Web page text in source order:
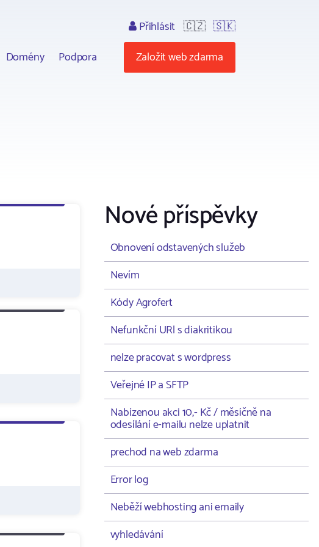
Domény Podpora
Přihlásit 🇨🇿 🇸🇰
Založit web zdarma
Nové příspěvky
Obnovení odstavených služeb
Nevím
Kódy Agrofert
Nefunkční URl s diakritikou
nelze pracovat s wordpress
Veřejné IP a SFTP
Nabízenou akci 10,- Kč / měsíčně na
odesílání e-mailu nelze uplatnit
prechod na web zdarma
Error log
Neběží webhosting ani emaily
vyhledávání